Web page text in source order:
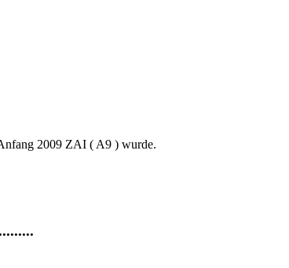
2009 ZAI ( A9 ) wurde.